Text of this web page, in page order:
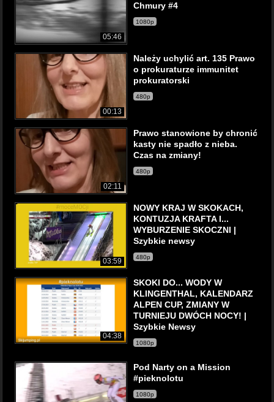
05:46
Chmury #4
1080p
00:13
Należy uchylić art. 135 Prawo
o prokuraturze immunitet
prokuratorski
480p
02:11
Prawo stanowione by chronić
kasty nie spadło z nieba.
Czas na zmiany!
480p
03:59
NOWY KRAJ W SKOKACH,
KONTUZJA KRAFTA I...
WYBURZENIE SKOCZNI |
Szybkie newsy
480p
04:38
SKOKI DO... WODY W
KLINGENTHAL, KALENDARZ
ALPEN CUP, ZMIANY W
TURNIEJU DWÓCH NOCY! |
Szybkie Newsy
1080p
Pod Narty on a Mission
#pieknolotu
1080p